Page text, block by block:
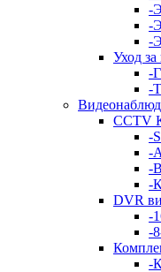
-
-
-
Уход за
-
-
CCTV
-
-
-
-
DVR
-
-
-